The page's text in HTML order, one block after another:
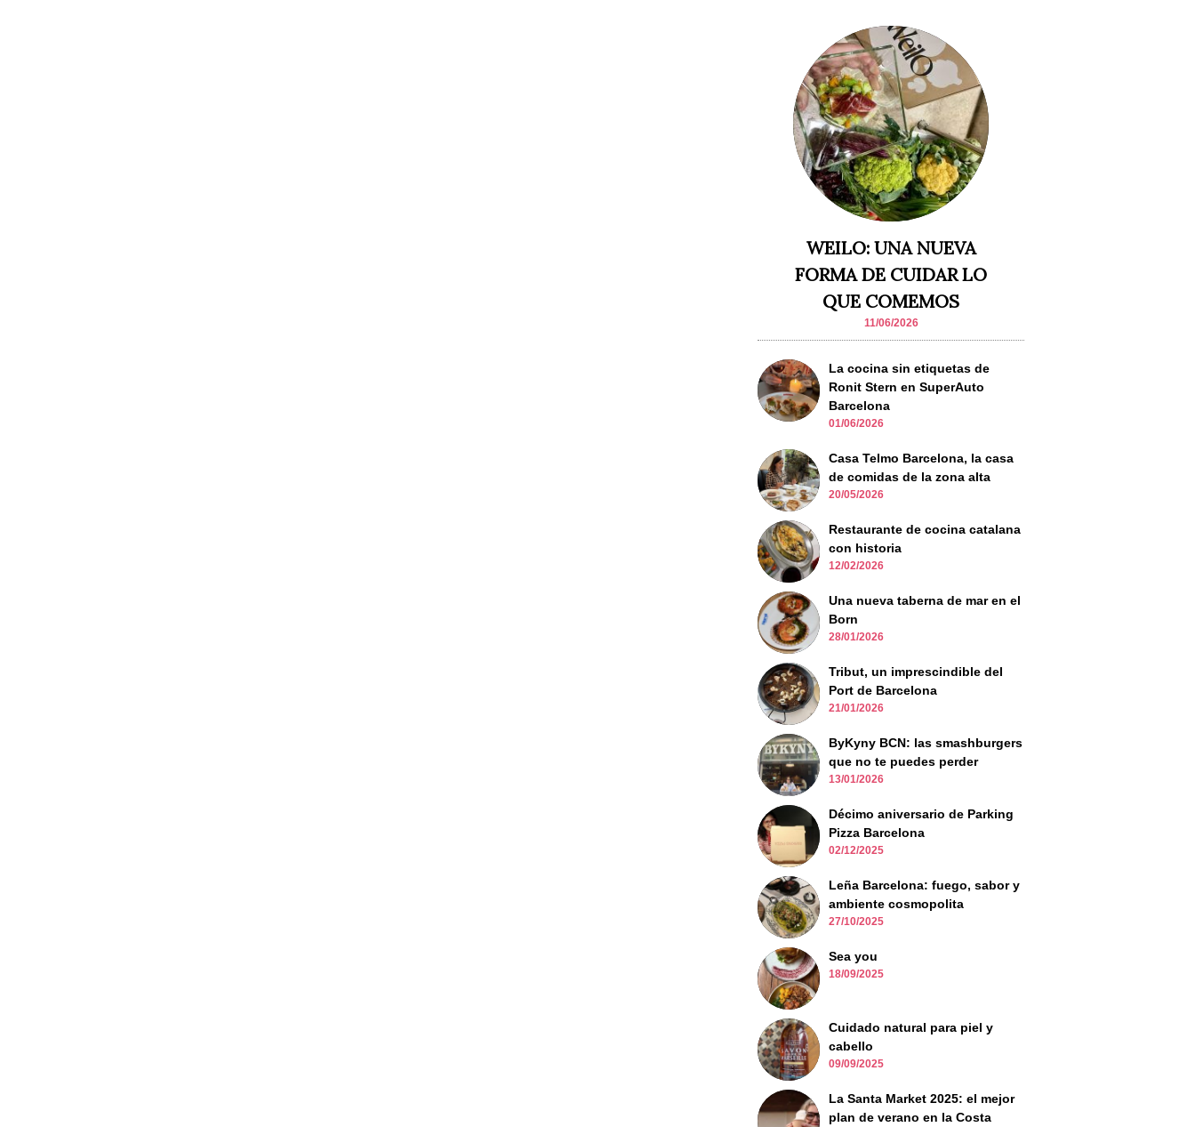
WEILO: UNA NUEVA
FORMA DE CUIDAR LO
QUE COMEMOS
11/06/2026
La cocina sin etiquetas de
Ronit Stern en SuperAuto
Barcelona
01/06/2026
Casa Telmo Barcelona, la casa
de comidas de la zona alta
20/05/2026
Restaurante de cocina catalana
con historia
12/02/2026
Una nueva taberna de mar en el
Born
28/01/2026
Tribut, un imprescindible del
Port de Barcelona
21/01/2026
ByKyny BCN: las smashburgers
que no te puedes perder
13/01/2026
Décimo aniversario de Parking
Pizza Barcelona
02/12/2025
Leña Barcelona: fuego, sabor y
ambiente cosmopolita
27/10/2025
Sea you
18/09/2025
Cuidado natural para piel y
cabello
09/09/2025
La Santa Market 2025: el mejor
plan de verano en la Costa